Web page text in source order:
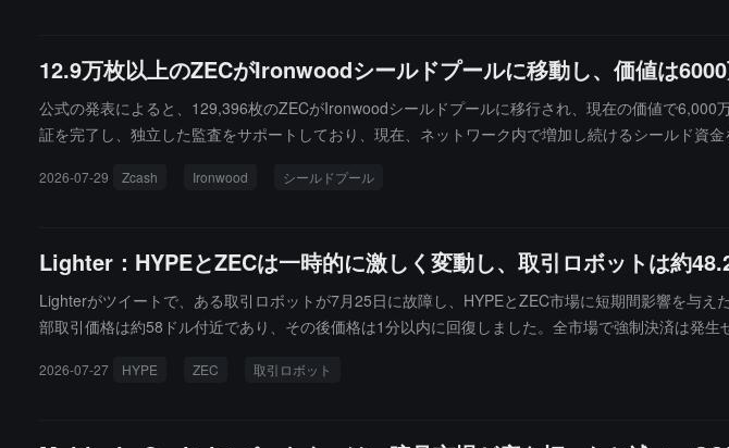
12.9万枚以上のZECがIronwoodシールドプールに移動し、価値は6000
公式の発表によると、129,396枚のZECがIronwoodシールドプールに移行され、現在の価値で
証を完了し、独立した監査をサポートしており、現在、ネットワーク内で増加し続けるシールド資金
2026-07-29 Zcash Ironwood シールドプール
Lighter：HYPEとZECは一時的に激しく変動し、取引ロボットは約
Lighterがツイートで、ある取引ロボットが7月25日に故障し、HYPEとZEC市場に短期間影響を与
部取引価格は約58ドル付近であり、その後価格は1分以内に回復しました。全市場で強制決済は発
た。Lighterは、リスクエンジンが操作防止の公正価格でポジションをマークし、マージン不足の際
2026-07-27 HYPE ZEC 取引ロボット